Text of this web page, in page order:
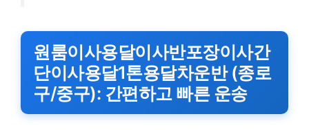
원룸이사용달이사반포장이사간
단이사용달1톤용달차운반 (종로
구/중구): 간편하고 빠른 운송